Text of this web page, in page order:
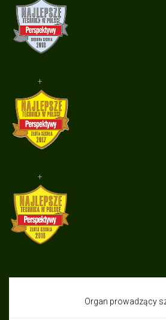
+
+
Organ prowadzący